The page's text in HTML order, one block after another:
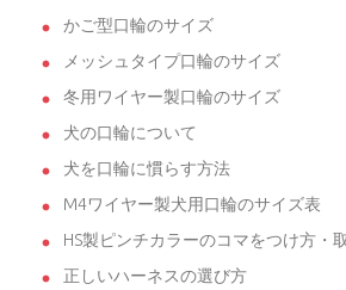
かご型口輪のサイズ
メッシュタイプ口輪のサイズ
冬用ワイヤー製口輪のサイズ
犬の口輪について
犬を口輪に慣らす方法
M4ワイヤー製犬用口輪のサイズ表
HS製ピンチカラーのコマをつけ方・
正しいハーネスの選び方